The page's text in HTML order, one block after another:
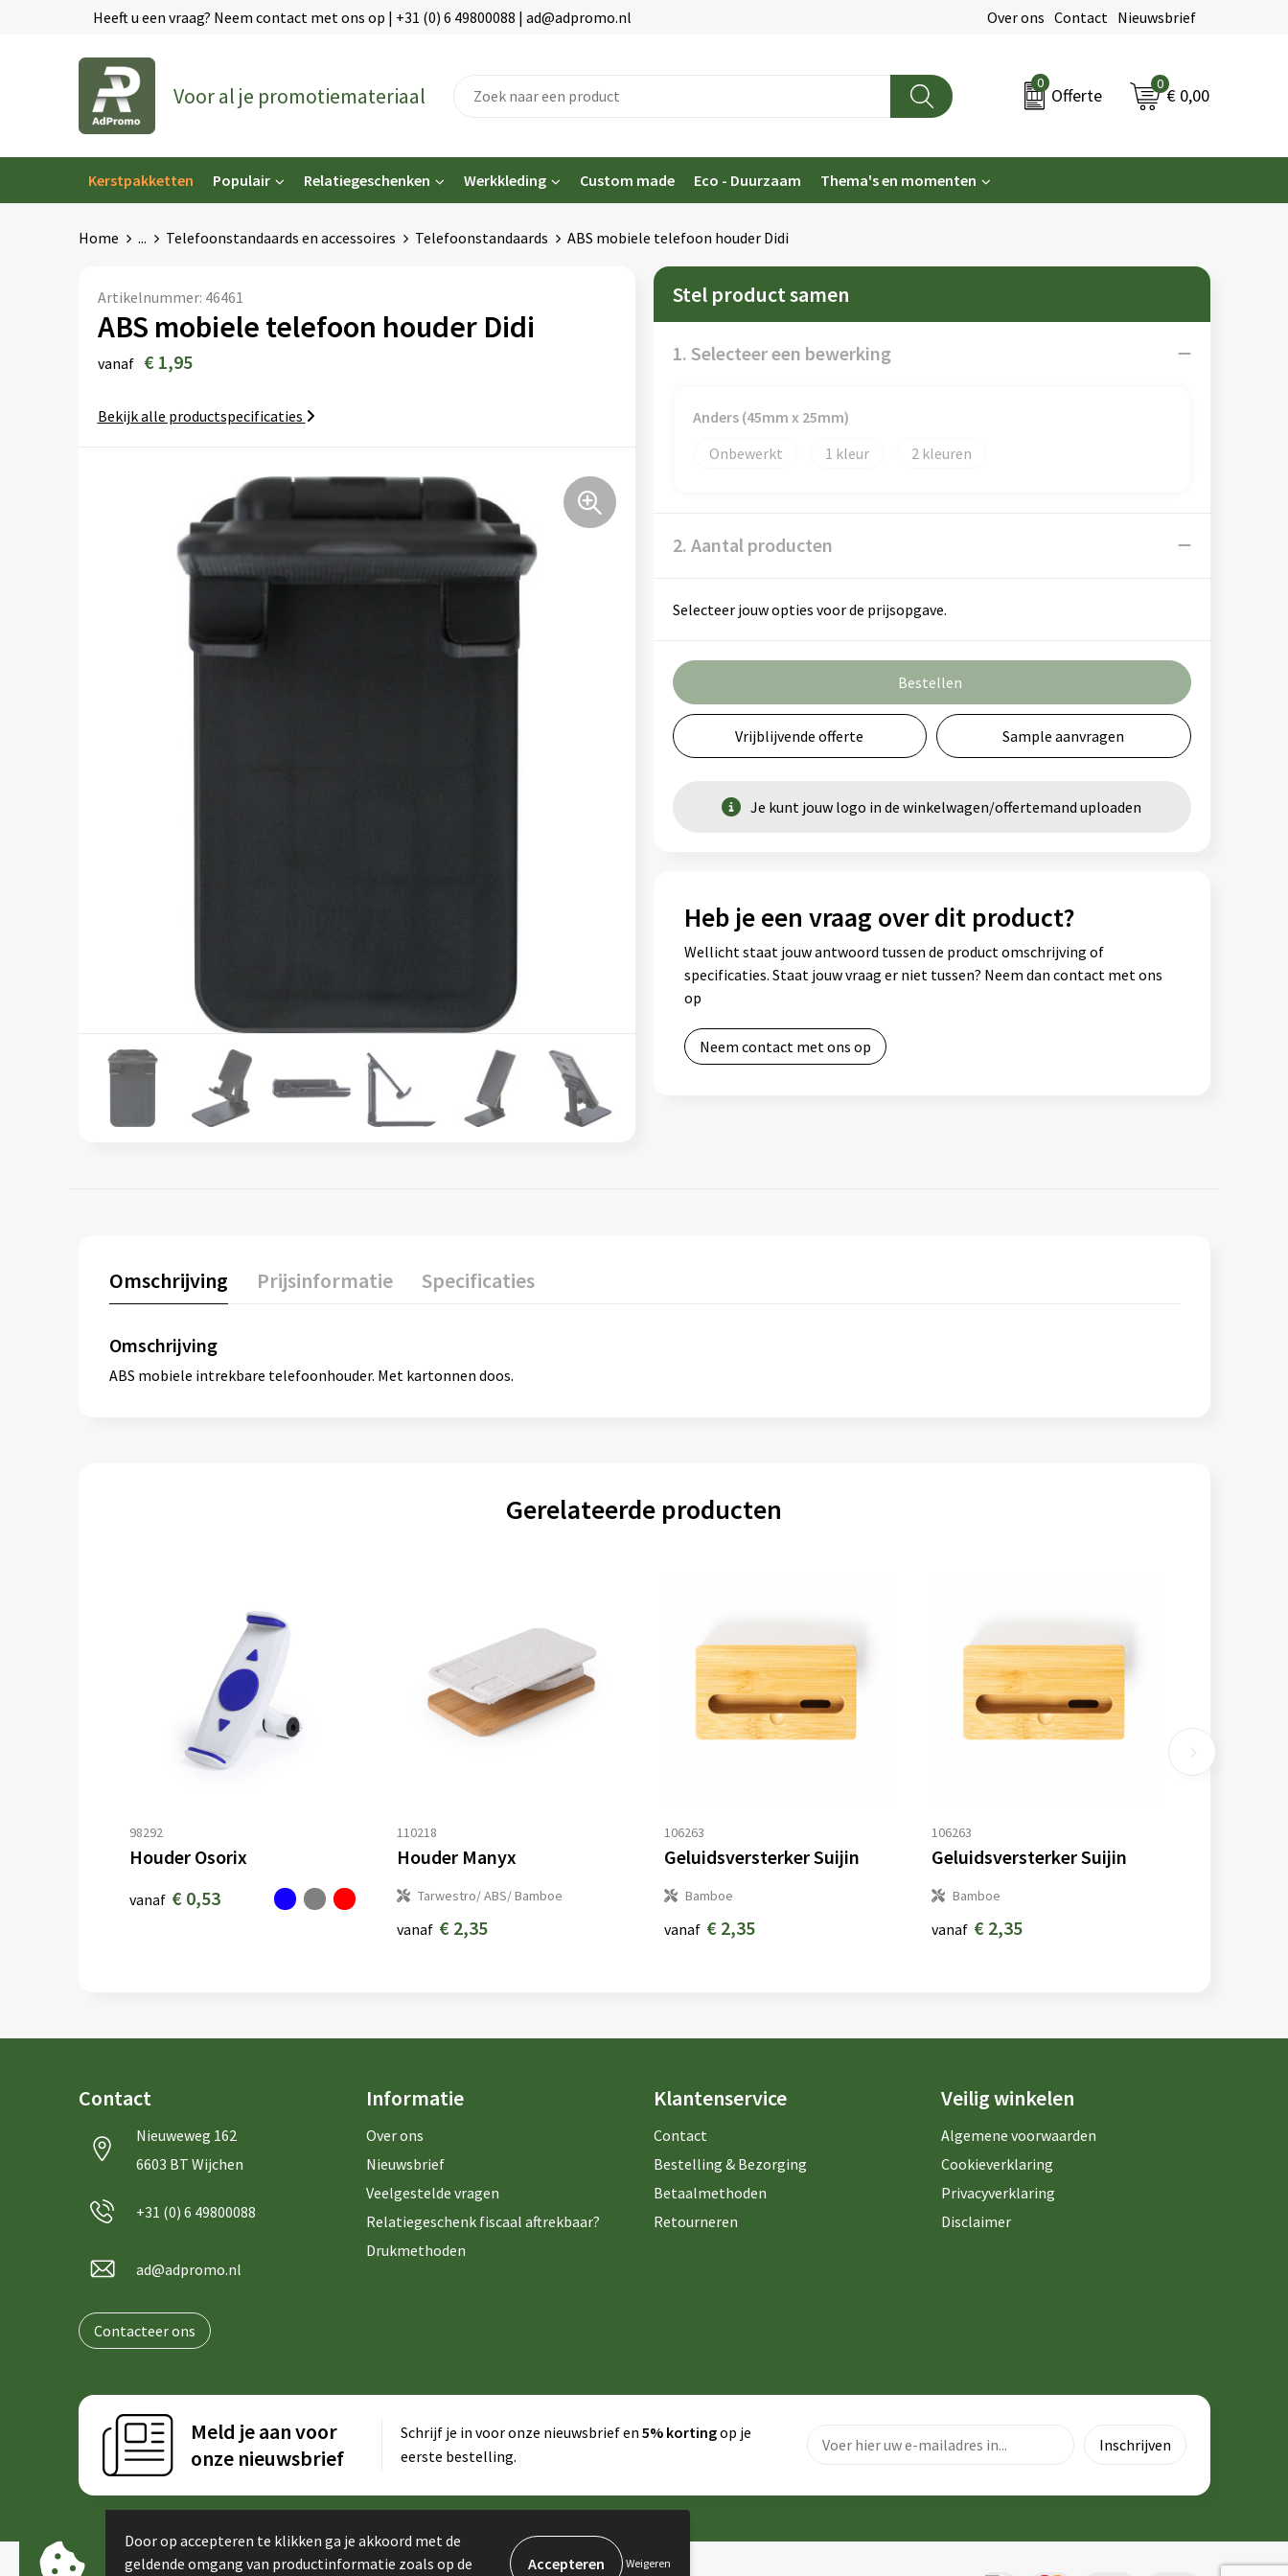
Heeft u een vraag? Neem contact met ons op | +31 (0) 6 49800088 | ad@adpromo.nl Over ons Contact Nieuwsbrief
Voor al je promotiemateriaal 0
Offerte
0
€ 0,00
Kerstpakketten Populair Relatiegeschenken Werkkleding Custom made Eco - Duurzaam Thema's en momenten
Home ... Telefoonstandaards en accessoires Telefoonstandaards ABS mobiele telefoon houder Didi
Artikelnummer: 46461
ABS mobiele telefoon houder Didi
vanaf € 1,95
Bekijk alle productspecificaties
Stel product samen
1. Selecteer een bewerking
Anders (45mm x 25mm)
Onbewerkt
1 2
2. Aantal producten
Selecteer jouw opties voor de prijsopgave.
Bestellen
Vrijblijvende offerte Sample aanvragen
Je kunt jouw logo in de winkelwagen/offertemand uploaden
Heb je een vraag over dit product?
Wellicht staat jouw antwoord tussen de product omschrijving of
specificaties. Staat jouw vraag er niet tussen? Neem dan contact met ons
op
Neem contact met ons op
Omschrijving Prijsinformatie Specificaties
Omschrijving
ABS mobiele intrekbare telefoonhouder. Met kartonnen doos.
Gerelateerde producten
98292
Houder Osorix
vanaf € 0,53
110218
Houder Manyx
Tarwestro/ ABS/ Bamboe
vanaf € 2,35
106263
Geluidsversterker Suijin
Bamboe
vanaf € 2,35
106263
Geluidsversterker Suijin
Bamboe
vanaf € 2,35
Contact
Nieuweweg 162
6603 BT Wijchen
+31 (0) 6 49800088
ad@adpromo.nl
Contacteer ons
Informatie
Over ons
Nieuwsbrief
Veelgestelde vragen
Relatiegeschenk fiscaal aftrekbaar?
Drukmethoden
Klantenservice
Contact
Bestelling & Bezorging
Betaalmethoden
Retourneren
Veilig winkelen
Algemene voorwaarden
Cookieverklaring
Privacyverklaring
Disclaimer
Meld je aan voor
onze nieuwsbrief
Schrijf je in voor onze nieuwsbrief en 5% kortingop je
eerste bestelling.
Door op accepteren te klikken ga je akkoord met de
geldende omgang van productinformatie zoals op de
Weigeren